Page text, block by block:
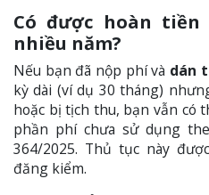
Có được hoàn
nhiều năm?
Nếu bạn đã nộp phí và dán
kỳ dài (ví dụ 30 tháng)
hoặc bị tịch thu, bạn vẫn có
phần phí chưa sử dụng
364/2025. Thủ tục này
đăng kiểm.